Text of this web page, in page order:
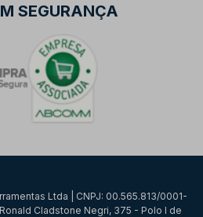
SEGURANÇA
Ltda | CNPJ: 00.565.813/0001-
Ronald Cladstone Negri, 375 - Polo I de